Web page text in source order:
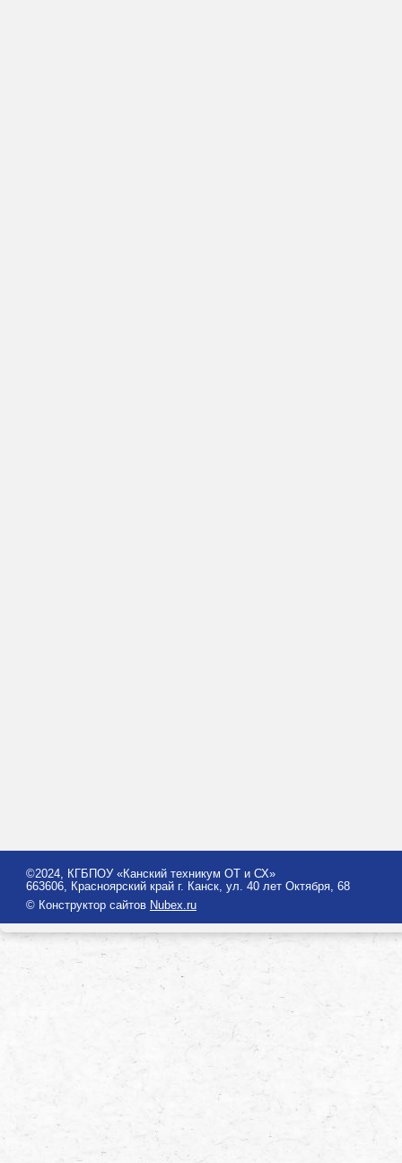
©2024, КГБПОУ «Канский техникум ОТ и СХ»
663606, Красноярский край г. Канск, ул. 40 лет Октября, 68
© Конструктор сайтов Nubex.ru